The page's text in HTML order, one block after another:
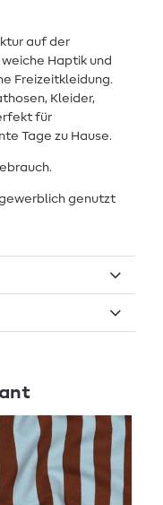
auf der
Haptik und
Freizeitkleidung.
Kleider,
für
Tage zu Hause.
genutzt